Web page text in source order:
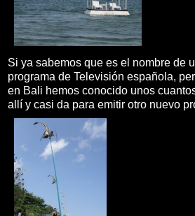
Si ya sabemos que es el nombre de
programa de Televisión española,
en Bali hemos conocido unos
allí y casi da para emitir otro nuevo